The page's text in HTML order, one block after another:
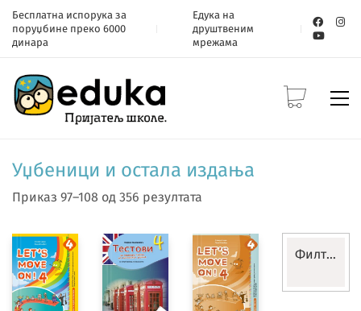
Бесплатна испорука за
поруџбине преко 6000
динара
Едука на
друштвеним
мрежама
Уџбеници и остала издања
Приказ 97–108 од 356 резултата
Филтери